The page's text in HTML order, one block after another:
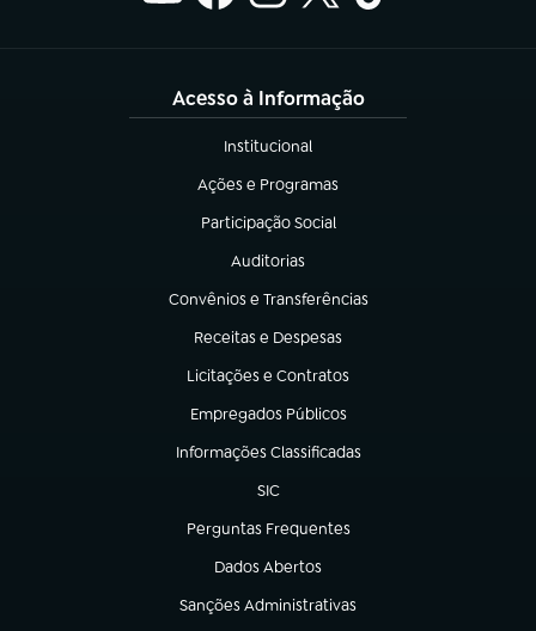
Acesso à Informação
Institucional
(abre em nova aba)
Ações e Programas
(abre em nova aba)
Participação Social
(abre em nova aba)
Auditorias
(abre em nova aba)
Convênios e Transferências
(abre em nova aba)
Receitas e Despesas
(abre em nova aba)
Licitações e Contratos
(abre em nova aba)
Empregados Públicos
(abre em nova aba)
Informações Classificadas
(abre em nova aba)
SIC
(abre em nova aba)
Perguntas Frequentes
(abre em nova aba)
Dados Abertos
(abre em nova aba)
Sanções Administrativas
(abre em nova aba)